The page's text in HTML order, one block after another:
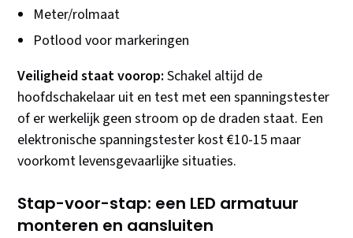
Meter/rolmaat
Potlood voor markeringen
Veiligheid staat voorop: Schakel altijd de
hoofdschakelaar uit en test met een spanningstester
of er werkelijk geen stroom op de draden staat. Een
elektronische spanningstester kost €10-15 maar
voorkomt levensgevaarlijke situaties.
Stap-voor-stap: een LED armatuur
monteren en aansluiten